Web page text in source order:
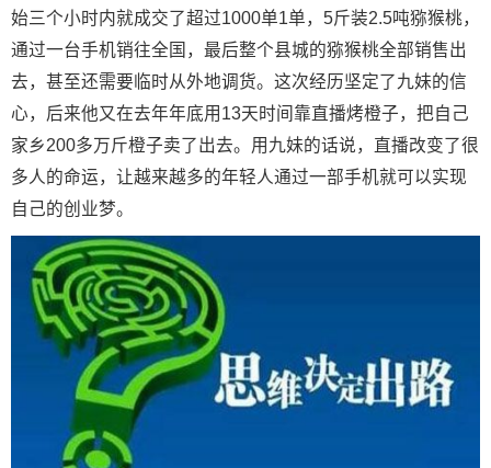
始三个小时内就成交了超过1000单1单，5斤装2.5吨猕猴桃，
通过一台手机销往全国，最后整个县城的猕猴桃全部销售出
去，甚至还需要临时从外地调货。这次经历坚定了九妹的信
心，后来他又在去年年底用13天时间靠直播烤橙子，把自己
家乡200多万斤橙子卖了出去。用九妹的话说，直播改变了很
多人的命运，让越来越多的年轻人通过一部手机就可以实现
自己的创业梦。